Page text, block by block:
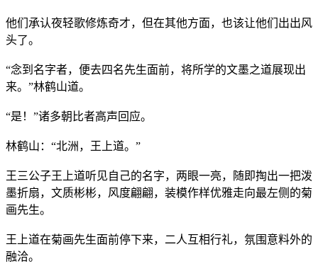
他们承认夜轻歌修炼奇才，但在其他方面，也该让他们出出风
头了。
“念到名字者，便去四名先生面前，将所学的文墨之道展现出
来。”林鹤山道。
“是！”诸多朝比者高声回应。
林鹤山：“北洲，王上道。”
王三公子王上道听见自己的名字，两眼一亮，随即掏出一把泼
墨折扇，文质彬彬，风度翩翩，装模作样优雅走向最左侧的菊
画先生。
王上道在菊画先生面前停下来，二人互相行礼，氛围意料外的
融洽。